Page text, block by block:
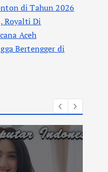
di Tahun 2026
Royalti Di
Aceh
Bertengger di